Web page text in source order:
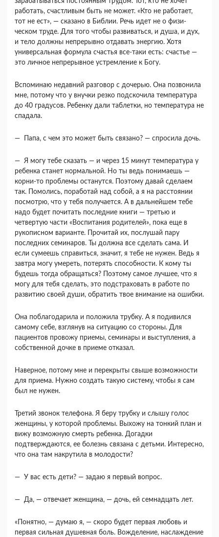
работать, счастливым быть не может. «Кто не работает,
тот не ест», — сказано в Библии. Речь идет не о физи­
ческом труде. Для того чтобы развиваться, и душа, и дух,
и тело должны непрерывно отдавать энергию. Хотя
универсальная формула счастья все-таки есть: счастье —
это личное непрерывное устремление к Богу.
Вспоминаю недавний разговор с дочерью. Она позвонила
мне, потому что у внучки резко подско­чила температура
до 40 градусов. Ребенку дали таблетки, но температура не
спадала.
— Папа, с чем это может быть связано? — спросила дочь.
— Я могу тебе сказать — и через 15 минут тем­пература у
ребенка станет нормальной. Но ты ведь понимаешь —
корни-то проблемы останутся. Поэтому давай сделаем
так. Помолись, поработай над собой, а я на расстоянии
посмотрю, что у тебя получается. А в дальнейшем тебе
надо будет почи­тать последние книги — третью и
четвертую части «Воспитания родителей», пока еще в
рукописном варианте. Прочитай их, послушай пару
последних семинаров. Ты должна все сделать сама. И
если сумеешь справиться, значит, я тебе не нужен. Ведь я
завтра могу умереть, потерять способности. К кому ты
будешь тогда обращаться? Поэтому са­мое лучшее, что я
могу для тебя сделать, это под­страховать в работе по
развитию своей души, об­ратить твое внимание на ошибки.
Она поблагодарила и положила трубку. А я по­дивился
самому себе, взглянув на ситуацию со стороны. Для
пациентов провожу приемы, семина­ры и выступления, а
собственной дочке в приеме отказал.
Наверное, потому мне и перекрыты свыше воз­можности
для приема. Нужно создать такую сис­тему, чтобы я сам
был не нужен.
Третий звонок телефона. Я беру трубку и слы­шу голос
женщины, у которой проблемы. Выхожу на тонкий план и
вижу возможную смерть ребен­ка. Догадки
подтверждаются, ее болезнь связана с детьми. Интересно,
что она там накрутила в моло­дости?
— У вас есть дети? — задаю я первый вопрос.
— Да, — отвечает женщина, — дочь, ей сем­надцать лет.
«Понятно, — думаю я, — скоро будет первая любовь и
первая сильная душевная боль. Вожде­ление, наслаждение